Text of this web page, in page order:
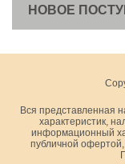
НОВОЕ
Вся представленная
характеристик,
информационный
публичной